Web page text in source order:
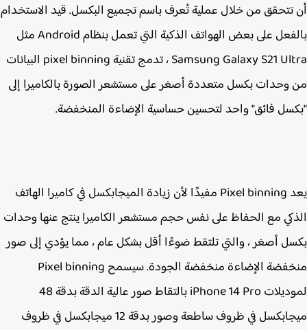
من خلال عملية تُعرف باسم تجميع البكسل. قيد الاستخدام
بالفعل على بعض الهواتف الذكية التي تعمل بنظام Android مثل
Samsung Galaxy S21 Ultra ، تدمج تقنية pixel binning البيانات
بكسل متعددة أصغر على مستشعر الصورة بالكاميرا إلى
فائق" واحد لتحسين حساسية الإضاءة المنخفضة.
يعد Pixel binning مفيدًا لأن زيادة الميجابكسل في كاميرا الهاتف
مع الحفاظ على نفس حجم مستشعر الكاميرا ينتج عنها وحدات
أصغر ، والتي تلتقط ضوءًا أقل بشكل عام ، مما يؤدي إلى صور
منخفضة الإضاءة منخفضة الجودة. سيسمح Pixel binning
لموديلات iPhone 14 Pro‌ بالتقاط صور عالية الدقة بدقة 48
ميجابكسل في ظروف ساطعة وصور بدقة 12 ميجابكسل في ظروف